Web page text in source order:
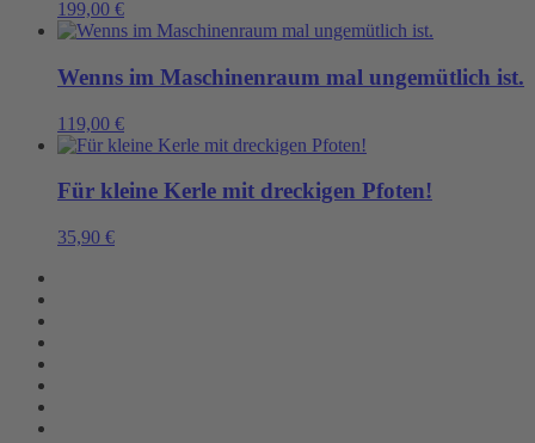
199,00 €
Wenns im Maschinenraum mal ungemütlich ist.
119,00 €
Für kleine Kerle mit dreckigen Pfoten!
35,90 €